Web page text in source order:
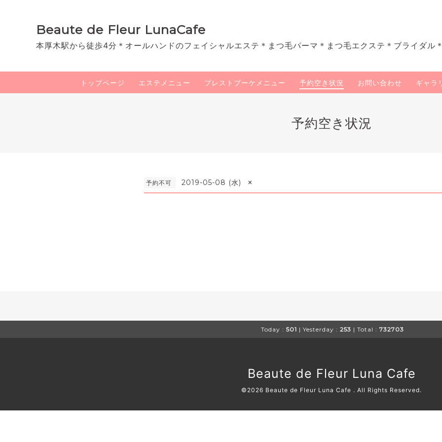
Beaute de Fleur LunaCafe
本厚木駅から徒歩4分＊オールハンドのフェイシャルエステ＊まつ毛パーマ＊まつ毛エクステ＊ブライダル
トップページ エステメニュー プレストブーケメニュー 予約空き状況 お問い合わせ ギャラ
予約空き状況
予約不可 2019-05-08 (水) ×
Today : 501 | Yesterday : 253 | Total : 732703
Beaute de Fleur Luna Cafe
©2026 Beaute de Fleur Luna Cafe . All Rights Reserved.